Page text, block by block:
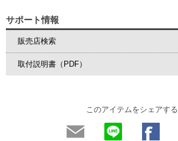
サポート情報
販売店検索
取付説明書（PDF）
このアイテムをシェアする